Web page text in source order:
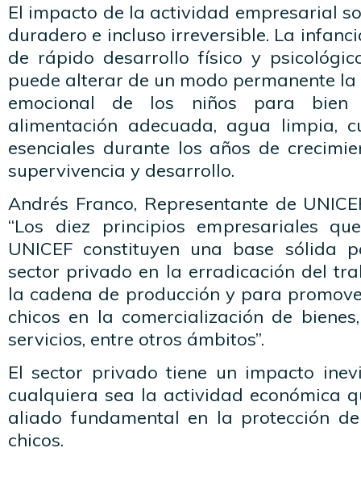
El impacto de la actividad empresarial
duradero e incluso irreversible. La
de rápido desarrollo físico y
puede alterar de un modo permanente
emocional de los niños para
alimentación adecuada, agua limpia,
esenciales durante los años de
supervivencia y desarrollo.
Andrés Franco, Representante de
“Los diez principios empresariales
UNICEF constituyen una base sólida
sector privado en la erradicación del
la cadena de producción y para
chicos en la comercialización de
servicios, entre otros ámbitos”.
El sector privado tiene un impacto
cualquiera sea la actividad económica
aliado fundamental en la protección
chicos.